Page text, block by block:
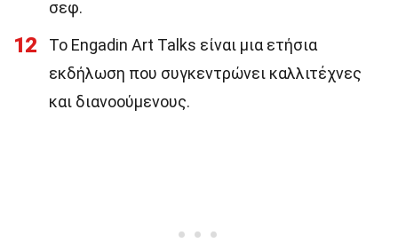
σεφ.
12
Το Engadin Art Talks είναι μια ετήσια
εκδήλωση που συγκεντρώνει καλλιτέχνες
και διανοούμενους.